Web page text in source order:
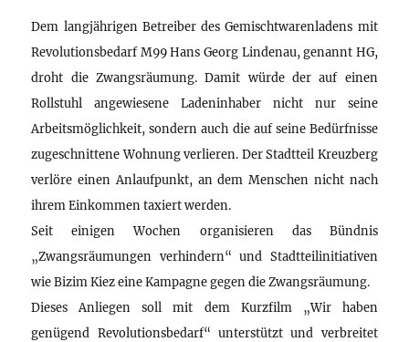
Dem langjährigen Betreiber des Gemischtwarenladens mit
Revolutionsbedarf M99 Hans Georg Lindenau, genannt HG,
droht die Zwangsräumung. Damit würde der auf einen
Rollstuhl angewiesene Ladeninhaber nicht nur seine
Arbeitsmöglichkeit, sondern auch die auf seine Bedürfnisse
zugeschnittene Wohnung verlieren. Der Stadtteil Kreuzberg
verlöre einen Anlaufpunkt, an dem Menschen nicht nach
ihrem Einkommen taxiert werden.
Seit einigen Wochen organisieren das Bündnis
„Zwangsräumungen verhindern“ und Stadtteilinitiativen
wie Bizim Kiez eine Kampagne gegen die Zwangsräumung.
Dieses Anliegen soll mit dem Kurzfilm „Wir haben
genügend Revolutionsbedarf“ unterstützt und verbreitet